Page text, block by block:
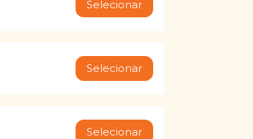
Selecionar
Selecionar
Selecionar